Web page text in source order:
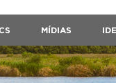
MÍDIAS